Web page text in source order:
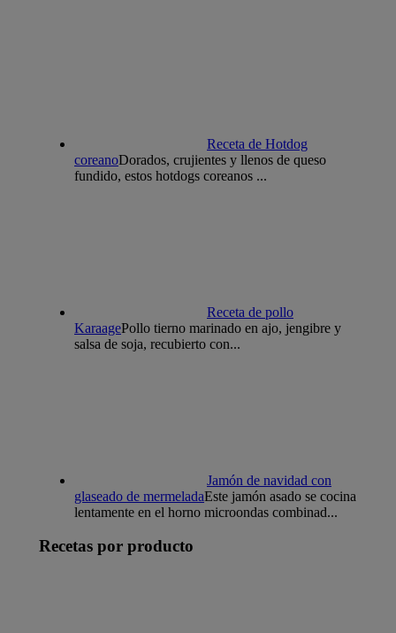
Receta de Hotdog
coreanoDorados, crujientes y llenos de queso
fundido, estos hotdogs coreanos ...
Receta de pollo
KaraagePollo tierno marinado en ajo, jengibre y
salsa de soja, recubierto con...
Jamón de navidad con
glaseado de mermeladaEste jamón asado se cocina
lentamente en el horno microondas combinad...
Recetas por producto